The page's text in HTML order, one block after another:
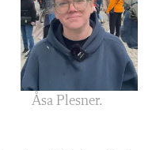
Åsa Plesner.